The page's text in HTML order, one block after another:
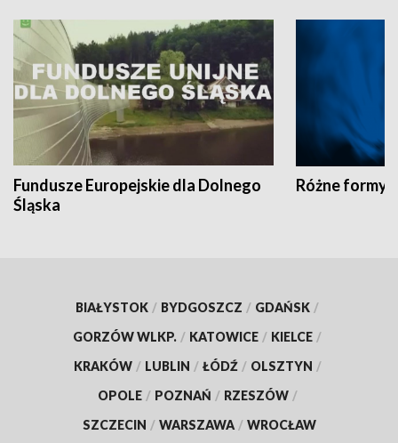
Fundusze Europejskie dla Dolnego
Śląska
Różne formy
BIAŁYSTOK / BYDGOSZCZ / GDAŃSK /
GORZÓW WLKP. / KATOWICE / KIELCE /
KRAKÓW / LUBLIN / ŁÓDŹ / OLSZTYN /
OPOLE / POZNAŃ / RZESZÓW /
SZCZECIN / WARSZAWA / WROCŁAW